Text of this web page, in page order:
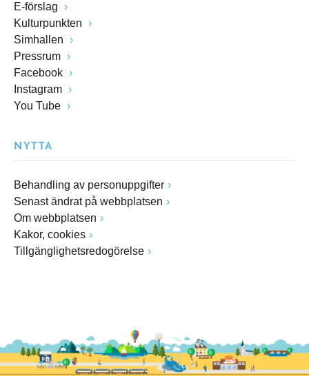
E-förslag
Kulturpunkten
Simhallen
Pressrum
Facebook
Instagram
You Tube
NYTTA
Behandling av personuppgifter
Senast ändrat på webbplatsen
Om webbplatsen
Kakor, cookies
Tillgänglighetsredogörelse